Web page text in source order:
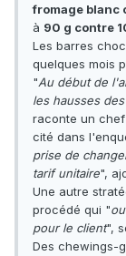
fromage blanc
à 90 g contre
Les barres
quelques mois
"Au début de
les hausses
raconte un
cité dans
prise de
tarif unitaire",
Une autre
procédé qui "
pour le client",
Des chewings-